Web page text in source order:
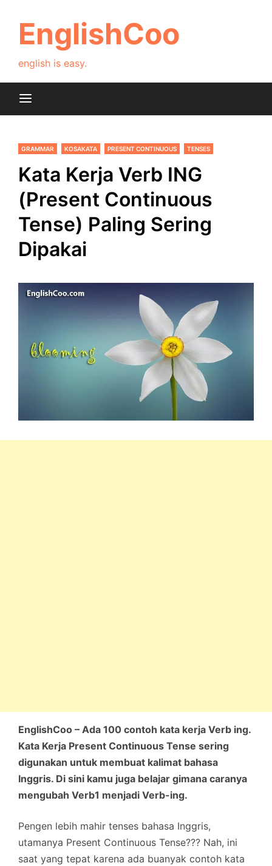
contentEnglishCoo
english is easy.
GRAMMAR KOSAKATA PRESENT CONTINUOUS TENSES
Kata Kerja Verb ING
(Present Continuous
Tense) Paling Sering
Dipakai
EnglishCoo – Ada 100 contoh kata kerja Verb ing.
Kata Kerja Present Continuous Tense sering
digunakan untuk membuat kalimat bahasa
Inggris. Di sini kamu juga belajar gimana caranya
mengubah Verb1 menjadi Verb-ing.
Pengen lebih mahir tenses bahasa Inggris,
utamanya Present Continuous Tense??? Nah, ini
saat yang tepat karena ada buanyak contoh kata